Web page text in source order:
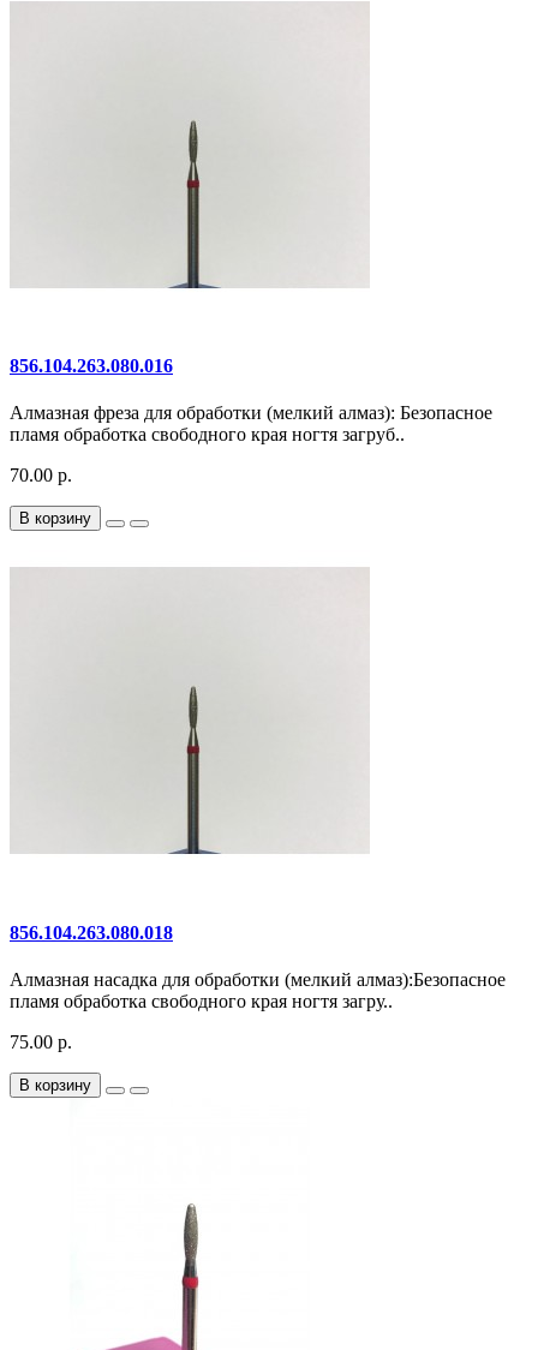
856.104.263.080.016
Алмазная фреза для обработки (мелкий алмаз): Безопасное
пламя обработка свободного края ногтя загруб..
70.00 р.
В корзину
856.104.263.080.018
Алмазная насадка для обработки (мелкий алмаз):Безопасное
пламя обработка свободного края ногтя загру..
75.00 р.
В корзину